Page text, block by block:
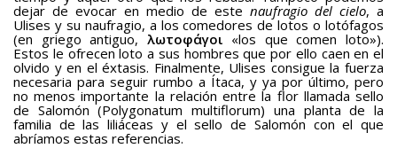
dejar de evocar en medio de este naufragio del cielo, a
Ulises y su naufragio, a los comedores de lotos o lotófagos
(en griego antiguo, λωτοφάγοι «los que comen loto»).
Estos le ofrecen loto a sus hombres que por ello caen en el
olvido y en el éxtasis. Finalmente, Ulises consigue la fuerza
necesaria para seguir rumbo a Ítaca, y ya por último, pero
no menos importante la relación entre la flor llamada sello
de Salomón (Polygonatum multiflorum) una planta de la
familia de las liliáceas y el sello de Salomón con el que
abríamos estas referencias.